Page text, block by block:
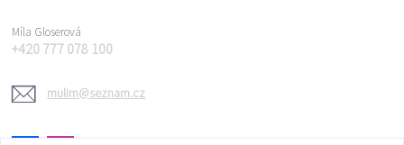
Míla Gloserová
+420 777 078 100
mulim@seznam.cz